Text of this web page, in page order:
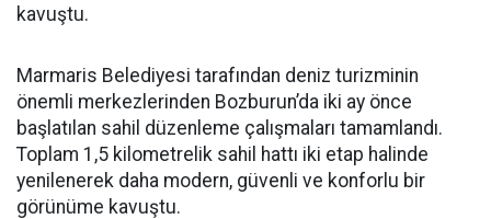
kavuştu.
Marmaris Belediyesi tarafından deniz turizminin
önemli merkezlerinden Bozburun’da iki ay önce
başlatılan sahil düzenleme çalışmaları tamamlandı.
Toplam 1,5 kilometrelik sahil hattı iki etap halinde
yenilenerek daha modern, güvenli ve konforlu bir
görünüme kavuştu.